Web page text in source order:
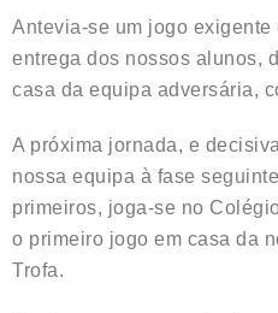
Antevia-se um jogo exigente
entrega dos nossos alunos,
casa da equipa adversária,
A próxima jornada, e
nossa equipa à fase
primeiros, joga-se no
o primeiro jogo em casa da
Trofa.